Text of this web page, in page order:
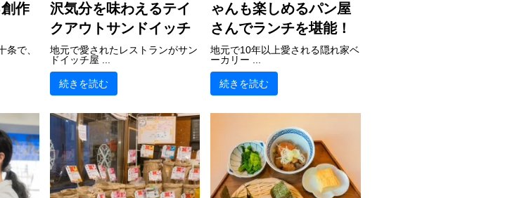
作
条で、
沢気分を味わえるテイ
クアウトサンドイッチ
地元で愛されたレストランがサン
ドイッチ屋 ...
続きを読む
ゃんも楽しめるパン屋
さんでランチを堪能！
地元で10年以上愛される隠れ家ベ
ーカリー ...
続きを読む